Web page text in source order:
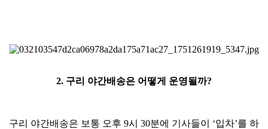
2. 구리 야간배송은 어떻게 운영될까?
구리 야간배송은 보통 오후 9시 30분에 기사들이 ‘입차’를 하